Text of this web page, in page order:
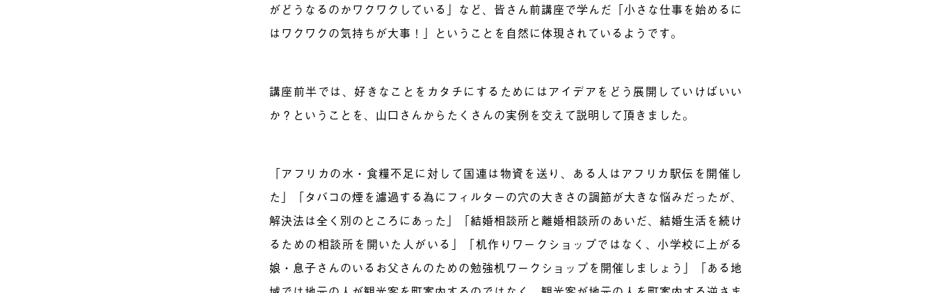
がどうなるのかワクワクしている」など、皆さん前講座で学んだ「小さな仕事を始めるに
はワクワクの気持ちが大事！」ということを自然に体現されているようです。
講座前半では、好きなことをカタチにするためにはアイデアをどう展開していけばいい
か？ということを、山口さんからたくさんの実例を交えて説明して頂きました。
「アフリカの水・食糧不足に対して国連は物資を送り、ある人はアフリカ駅伝を開催し
た」「タバコの煙を濾過する為にフィルターの穴の大きさの調節が大きな悩みだったが、
解決法は全く別のところにあった」「結婚相談所と離婚相談所のあいだ、結婚生活を続け
るための相談所を開いた人がいる」「机作りワークショップではなく、小学校に上がる
娘・息子さんのいるお父さんのための勉強机ワークショップを開催しましょう」「ある地